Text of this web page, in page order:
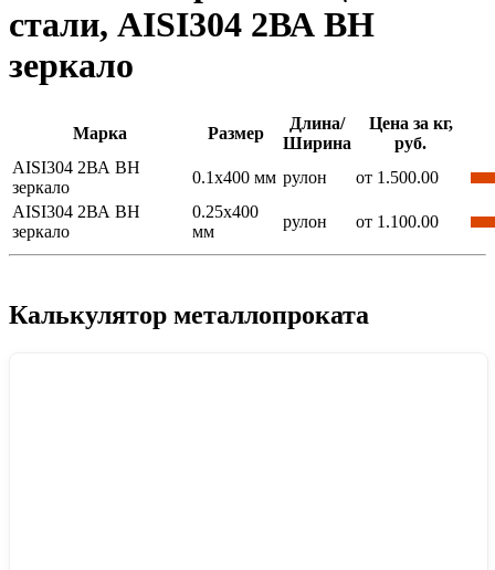
стали, AISI304 2ВА ВН
зеркало
Марка Размер
Длина/
Ширина
Цена за кг,
руб.
AISI304 2ВА ВН
зеркало
0.1x400 мм рулон
от 1.500.00
AISI304 2ВА ВН
зеркало
0.25x400
мм
рулон от 1.100.00
Калькулятор металлопроката